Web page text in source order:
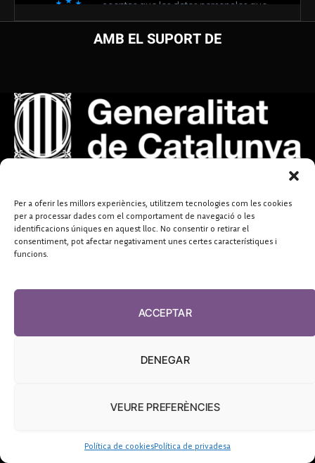
Per a oferir les millors experiències, utilitzem tecnologies com les cookies
per a processar dades com el comportament de navegació o les
identificacions úniques en aquest lloc. No consentir o retirar el
consentiment, pot afectar negativament unes certes característiques i
funcions.
ACCEPTAR
DENEGAR
VEURE PREFERÈNCIES
Política de cookiesPolítica de privadesa
AMB EL SUPORT DE